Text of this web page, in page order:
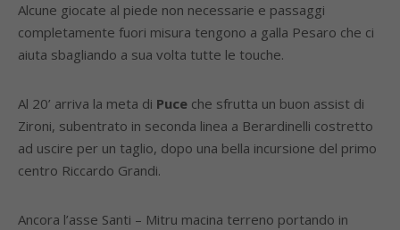
Alcune giocate al piede non necessarie e passaggi
completamente fuori misura tengono a galla Pesaro che ci
aiuta sbagliando a sua volta tutte le touche.
Al 20’ arriva la meta di Puce che sfrutta un buon assist di
Zironi, subentrato in seconda linea a Berardinelli costretto
ad uscire per un taglio, dopo una bella incursione del primo
centro Riccardo Grandi.
Ancora l’asse Santi – Mitru macina terreno portando in